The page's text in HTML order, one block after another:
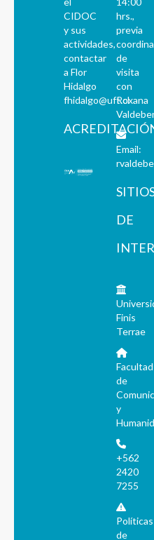
CIDOC
y sus
actividades,
contactar
a Flor
Hidalgo
fhidalgo@uft.cl
hrs.,
previa
de
visita
con
Roxana
Email:
DE
Finis
Terrae
Facultad
de
y
+562
2420
7255
Políticas
de